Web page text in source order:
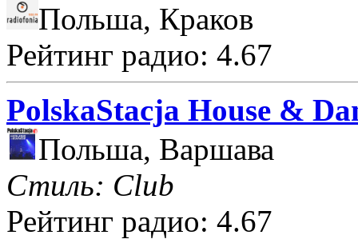
Польша, Краков
Рейтинг радио: 4.67
PolskaStacja House &
Польша, Варшава
Стиль: Club
Рейтинг радио: 4.67